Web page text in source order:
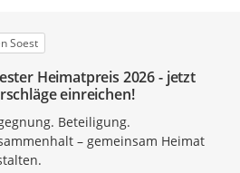
Soest
Heimatpreis 2026 - jetzt
einreichen!
Beteiligung.
– gemeinsam Heimat